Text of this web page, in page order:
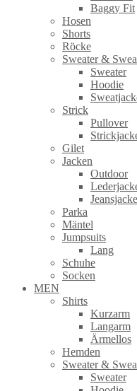
Baggy Fit
Hosen
Shorts
Röcke
Sweater &
Sweater
Hoodie
Strick
Pullover
Gilet
Jacken
Outdoor
Parka
Mäntel
Jumpsuits
Lang
Schuhe
Socken
MEN
Shirts
Kurzarm
Langarm
Ärmellos
Hemden
Sweater &
Sweater